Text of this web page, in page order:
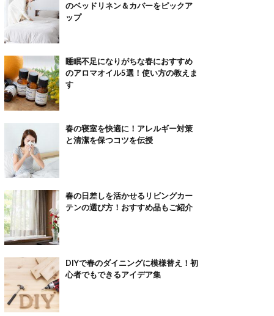
のベッドリネン＆カバーをピックア
ップ
睡眠不足になりがちな春におすすめ
のアロマオイル5選！使い方の教えま
す
春の寝室を快適に！アレルギー対策
と清潔を保つコツを伝授
春の日差しを活かせるリビングカー
テンの選び方！おすすめ品もご紹介
DIYで春のダイニングに模様替え！初
心者でもできるアイデア集